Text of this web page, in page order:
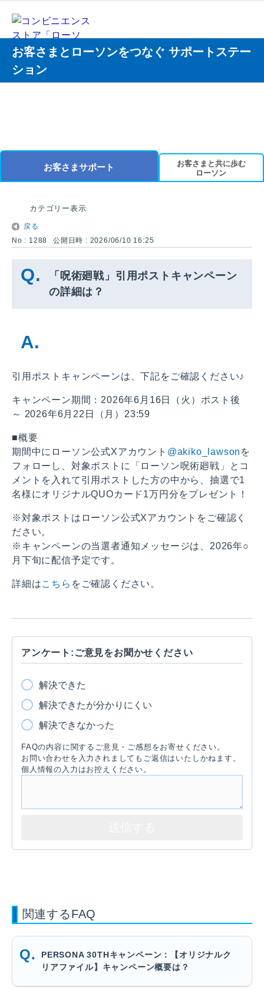
お客さまとローソンをつなぐ サポートステー
ション
お客さまサポート
お客さまと共に歩む
ローソン
カテゴリー表示
戻る
No : 1288
公開日時 : 2026/06/10 16:25
「呪術廻戦」引用ポストキャンペーン
の詳細は？
引用ポストキャンペーンは、下記をご確認ください♪
キャンペーン期間：2026年6月16日（火）ポスト後
～ 2026年6月22日（月）23:59
■概要
期間中にローソン公式Xアカウント @akiko_lawson を
フォローし、対象ポストに「ローソン呪術廻戦」とコ
メントを入れて引用ポストした方の中から、抽選で1
名様にオリジナルQUOカード1万円分をプレゼント！
※対象ポストはローソン公式Xアカウントをご確認く
ださい。
※キャンペーンの当選者通知メッセージは、2026年○
月下旬に配信予定です。
詳細はこちら をご確認ください。
アンケート:ご意見をお聞かせください
解決できた
解決できたが分かりにくい
解決できなかった
FAQの内容に関するご意見・ご感想をお寄せください。
お問い合わせを入力されましてもご返信はいたしかねます。
個人情報の入力はお控えください。
関連するFAQ
PERSONA 30THキャンペーン：【オリジナルク
リアファイル】キャンペーン概要は？